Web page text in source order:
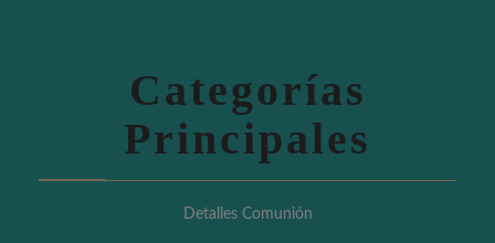
Categorías
Principales
Detalles Comunión